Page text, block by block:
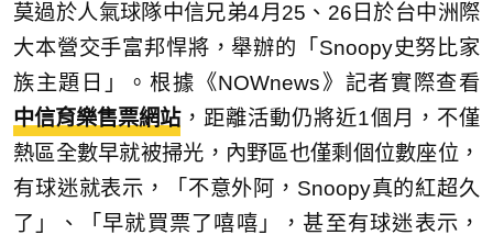
莫過於人氣球隊中信兄弟4月25、26日於台中洲際
大本營交手富邦悍將，舉辦的「Snoopy史努比家
族主題日」。根據《NOWnews》記者實際查看
中信育樂售票網站，距離活動仍將近1個月，不僅
熱區全數早就被掃光，內野區也僅剩個位數座位，
有球迷就表示，「不意外阿，Snoopy真的紅超久
了」、「早就買票了嘻嘻」，甚至有球迷表示，